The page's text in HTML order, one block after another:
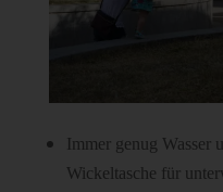
Immer genug Wasser
Wickeltasche für